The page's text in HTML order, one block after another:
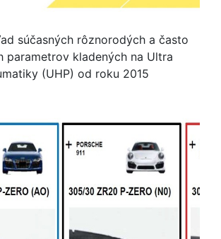
súčasných rôznorodých a často
parametrov kladených na Ultra
(UHP) od roku 2015